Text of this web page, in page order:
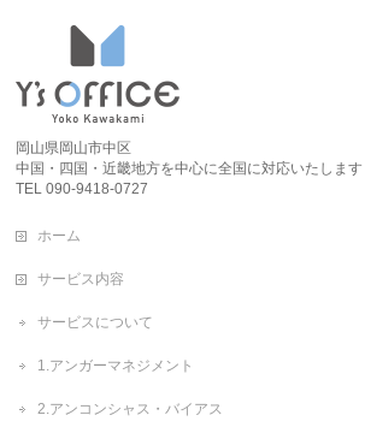
岡山県岡山市中区
中国・四国・近畿地方を中心に全国に対応いたします
TEL 090-9418-0727
ホーム
サービス内容
サービスについて
1.アンガーマネジメント
2.アンコンシャス・バイアス